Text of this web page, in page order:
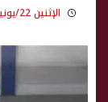
الإثنين 22/يونيو/2026 - 06:55 م